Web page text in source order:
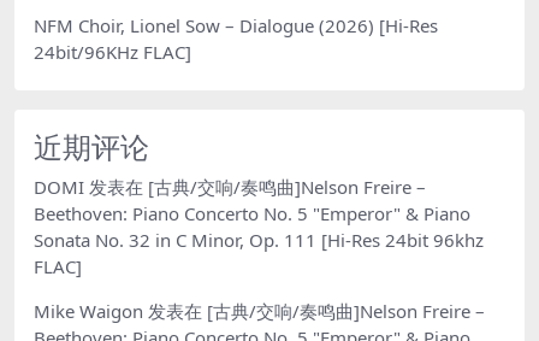
NFM Choir, Lionel Sow – Dialogue (2026) [Hi-Res
24bit/96KHz FLAC]
近期评论
DOMI 发表在 [古典/交响/奏鸣曲]Nelson Freire –
Beethoven: Piano Concerto No. 5 "Emperor" & Piano
Sonata No. 32 in C Minor, Op. 111 [Hi-Res 24bit 96khz
FLAC]
Mike Waigon 发表在 [古典/交响/奏鸣曲]Nelson Freire –